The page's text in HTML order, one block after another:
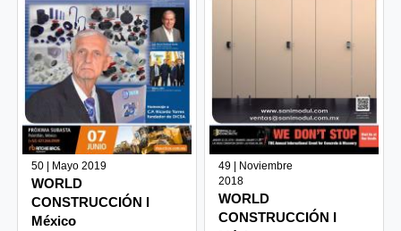
50 | Mayo 2019
WORLD
CONSTRUCCIÓN I
México
49 | Noviembre
2018
WORLD
CONSTRUCCIÓN I